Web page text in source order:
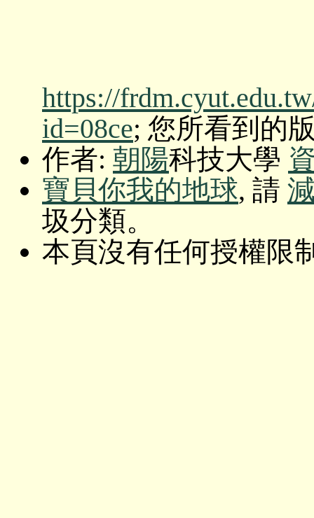
https://
id=08ce; 您所看到的
作者: 朝陽科技大學
寶貝你我的地球, 請
圾分類。
本頁沒有任何授權限